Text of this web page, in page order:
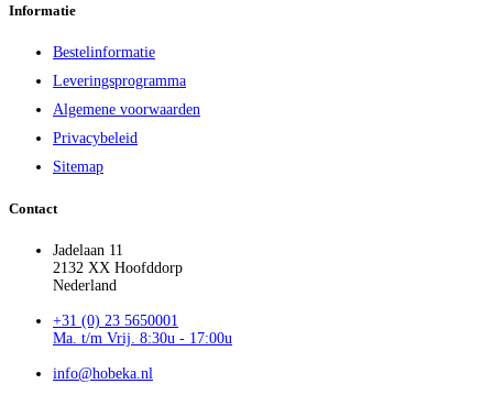
Informatie
Bestelinformatie
Leveringsprogramma
Algemene voorwaarden
Privacybeleid
Sitemap
Contact
Jadelaan 11
2132 XX Hoofddorp
Nederland
+31 (0) 23 5650001
Ma. t/m Vrij. 8:30u - 17:00u
info@hobeka.nl